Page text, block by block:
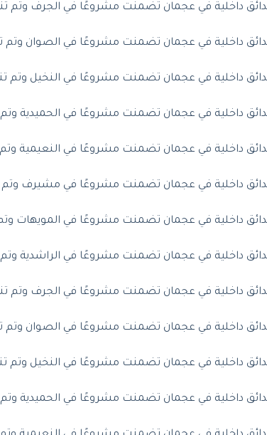
داخلية في عجمان تضمنت مشروعًا في الجرف وتم
داخلية في عجمان تضمنت مشروعًا في الصوان وتم
داخلية في عجمان تضمنت مشروعًا في النخيل وتم
داخلية في عجمان تضمنت مشروعًا في الحميدية وتم
داخلية في عجمان تضمنت مشروعًا في النعيمية وتم
داخلية في عجمان تضمنت مشروعًا في مشيرف وتم
داخلية في عجمان تضمنت مشروعًا في المويهات وتم
داخلية في عجمان تضمنت مشروعًا في الراشدية وتم
داخلية في عجمان تضمنت مشروعًا في الجرف وتم
داخلية في عجمان تضمنت مشروعًا في الصوان وتم
داخلية في عجمان تضمنت مشروعًا في النخيل وتم
داخلية في عجمان تضمنت مشروعًا في الحميدية وتم